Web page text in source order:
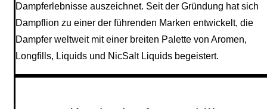
Dampferlebnisse auszeichnet. Seit der Gründung hat sich
Dampflion zu einer der führenden Marken entwickelt, die
Dampfer weltweit mit einer breiten Palette von Aromen,
Longfills, Liquids und NicSalt Liquids begeistert.